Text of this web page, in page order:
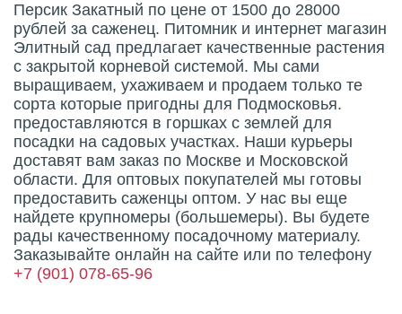
Персик Закатный по цене от 1500 до 28000
рублей за саженец. Питомник и интернет магазин
Элитный сад предлагает качественные растения
с закрытой корневой системой. Мы сами
выращиваем, ухаживаем и продаем только те
сорта которые пригодны для Подмосковья.
предоставляются в горшках с землей для
посадки на садовых участках. Наши курьеры
доставят вам заказ по Москве и Московской
области. Для оптовых покупателей мы готовы
предоставить саженцы оптом. У нас вы еще
найдете крупномеры (большемеры). Вы будете
рады качественному посадочному материалу.
Заказывайте онлайн на сайте или по телефону
+7 (901) 078-65-96